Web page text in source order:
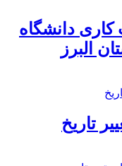
دانشگاه
البرز
تاریخ